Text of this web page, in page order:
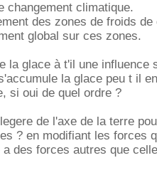
changement climatique.
des zones de froids
global sur ces zones.
la glace à t'il une influence
la glace peu t il
si oui de quel ordre ?
de l'axe de la terre
? en modifiant les forces
des forces autres que